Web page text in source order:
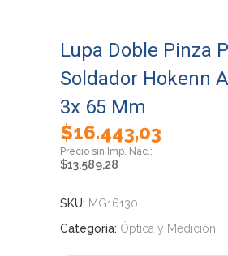
Lupa Doble Pinza
Soldador Hokenn
3x 65 Mm
$16.443,03
$13.589,28
SKU: MG16130
Categoría: Óptica y Medición